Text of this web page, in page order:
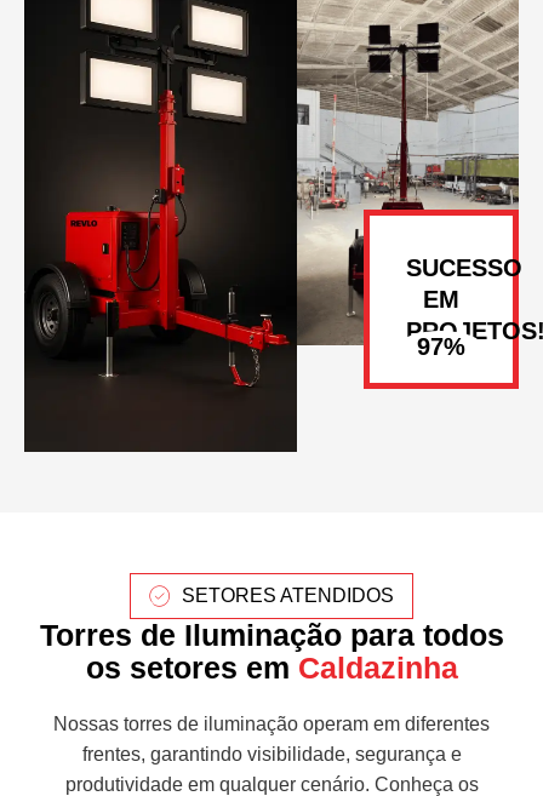
SUCESSO
EM
SETORES ATENDIDOS
Torres de Iluminação para todos
os setores em Caldazinha
Nossas torres de iluminação operam em diferentes
frentes, garantindo visibilidade, segurança e
produtividade em qualquer cenário. Conheça os